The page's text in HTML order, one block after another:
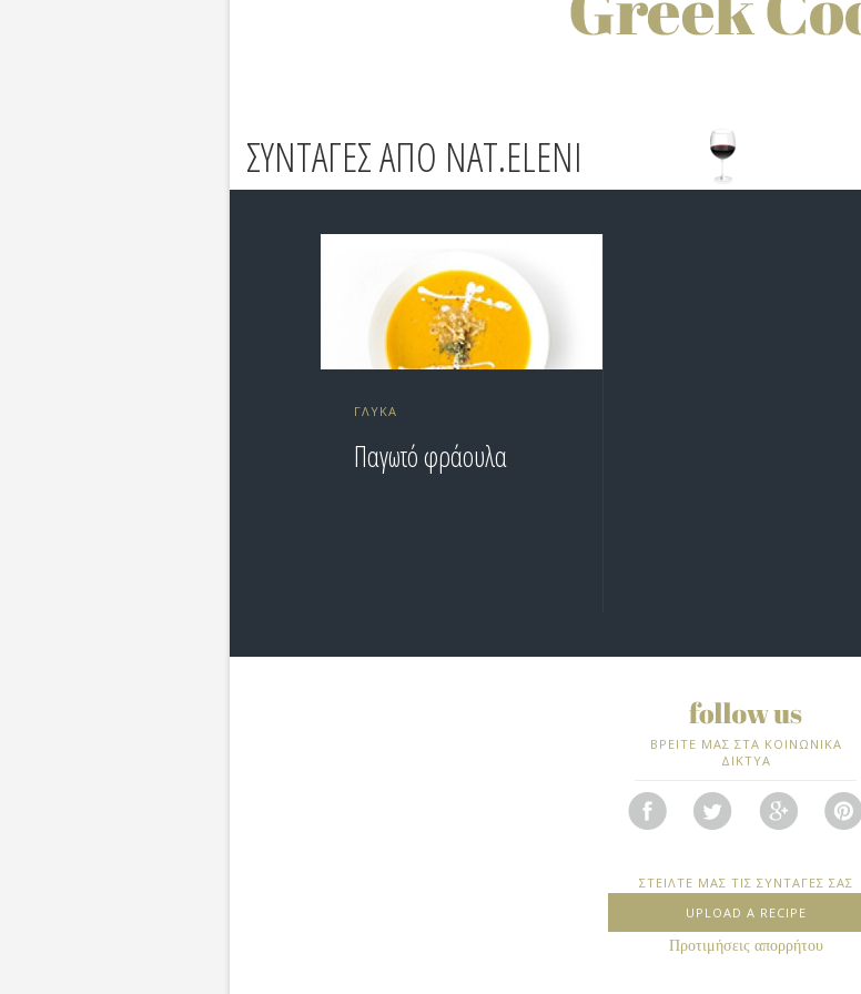
ΣΥΝΤΑΓΕΣ ΑΠΟ NAT.ELENI
ΓΛΥΚΆ
Παγωτό φράουλα
ΒΡΕΙΤΕ ΜΑΣ ΣΤΑ ΚΟΙΝΩΝΙΚΑ
ΔΙΚΤΥΑ
ΣΤΕΙΛΤΕ ΜΑΣ ΤΙΣ ΣΥΝΤΑΓΕΣ ΣΑΣ
UPLOAD A RECIPE
Προτιμήσεις απορρήτου